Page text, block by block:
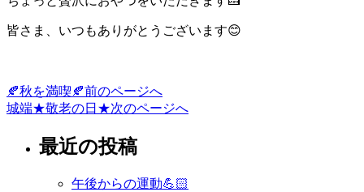
皆さま、いつもありがとうございます😊
投
稿
🍂秋を満喫🍂前のページへ
城端★敬老の日★次のページへ
最近の投稿
午後からの運動💪🏻